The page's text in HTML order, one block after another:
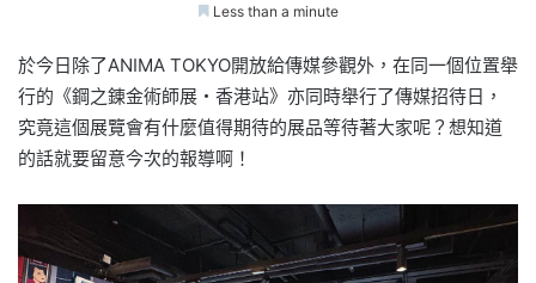
Less than a minute
於今日除了ANIMA TOKYO開放給傳媒參觀外，在同一個位置舉
行的《鋼之錬金術師展・香港站》亦同時舉行了傳媒招待日，
究竟這個展覽會有什麼值得期待的展品等待著大家呢？想知道
的話就要留意今次的報導啊！